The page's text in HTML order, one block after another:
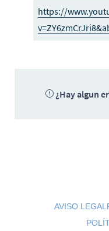
https://
¿Hay algun
AVISO LEGAL